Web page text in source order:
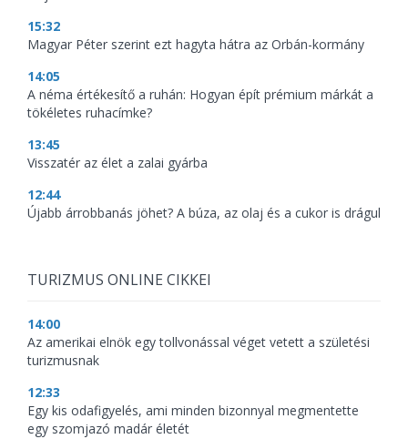
15:32
Magyar Péter szerint ezt hagyta hátra az Orbán-kormány
14:05
A néma értékesítő a ruhán: Hogyan épít prémium márkát a
tökéletes ruhacímke?
13:45
Visszatér az élet a zalai gyárba
12:44
Újabb árrobbanás jöhet? A búza, az olaj és a cukor is drágul
TURIZMUS ONLINE CIKKEI
14:00
Az amerikai elnök egy tollvonással véget vetett a születési
turizmusnak
12:33
Egy kis odafigyelés, ami minden bizonnyal megmentette
egy szomjazó madár életét